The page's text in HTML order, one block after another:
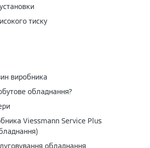
тиску
виробника
обладнання?
Viessmann Service Plus
обладнання